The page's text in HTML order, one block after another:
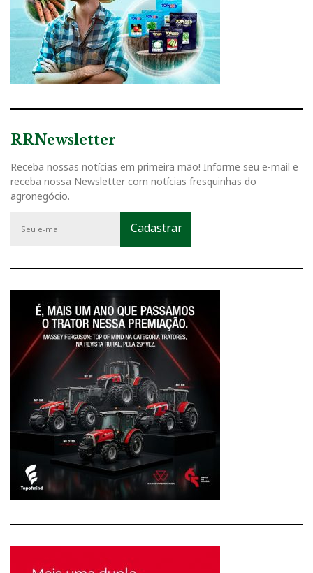
RRNewsletter
Receba nossas notícias em primeira mão! Informe seu e-mail e
receba nossa Newsletter com notícias fresquinhas do
agronegócio.